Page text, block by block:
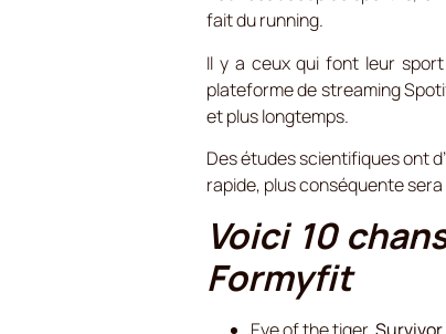
fait du running.
Il y a ceux qui font leur
plateforme de streaming
et plus longtemps.
Des études scientifiques ont
rapide, plus conséquente sera
Voici 10
Formyfit